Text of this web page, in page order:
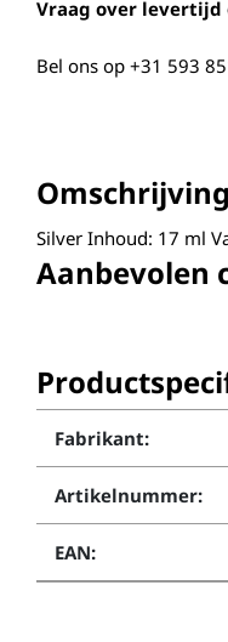
Vraag over levertijd
Bel ons op +31 593
Omschrijving
Silver Inhoud: 17 ml
Aanbevolen
Fabrikant:
Artikelnummer:
EAN: